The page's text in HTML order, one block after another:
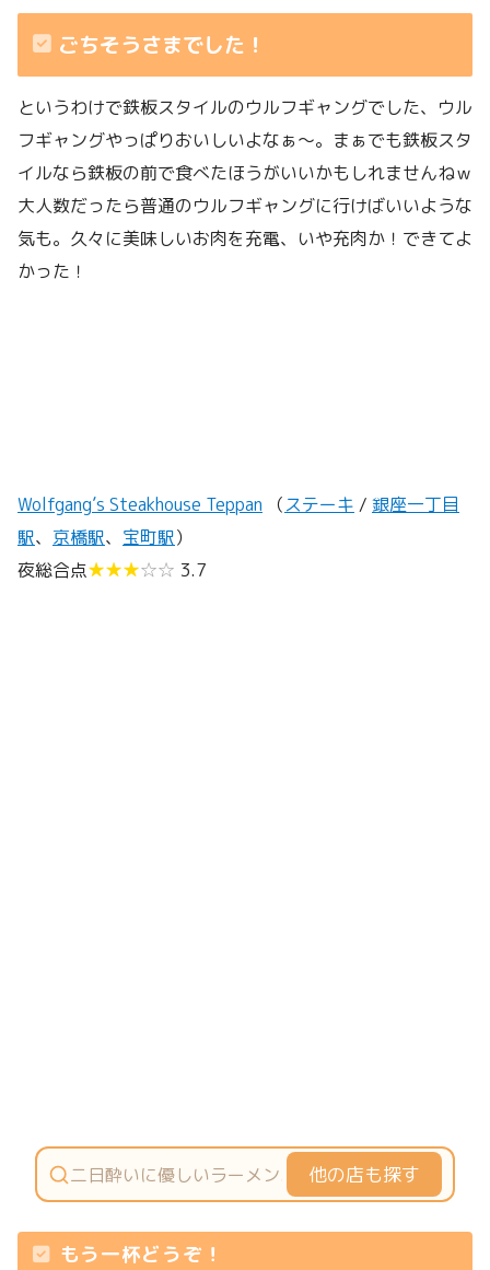
ごちそうさまでした！
というわけで鉄板スタイルのウルフギャングでした、ウル
フギャングやっぱりおいしいよなぁ〜。まぁでも鉄板スタ
イルなら鉄板の前で食べたほうがいいかもしれませんねｗ
大人数だったら普通のウルフギャングに行けばいいような
気も。久々に美味しいお肉を充電、いや充肉か！できてよ
かった！
Wolfgang’s Steakhouse Teppan （ステーキ / 銀座一丁目
駅、 京橋駅、 宝町駅）
夜総合点★★★☆☆ 3.7
他の店も探す
もう一杯どうぞ！